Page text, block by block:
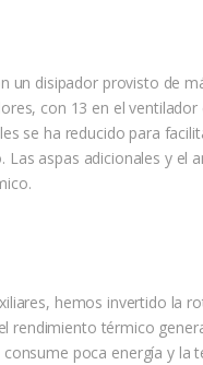
un disipador provisto de
con 13 en el ventilador
se ha reducido para
aspas adicionales y el
hemos invertido la
rendimiento térmico
poca energía y la